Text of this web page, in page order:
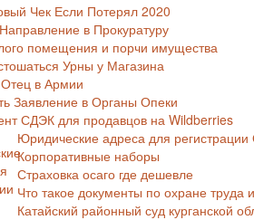
Чек Если Потерял 2020
в Прокуратуру
помещения и порчи имущества
Урны у Магазина
в Армии
Заявление в Органы Опеки
СДЭК для продавцов на Wildberries
Юридические адреса для
Корпоративные наборы
Страховка осаго где дешевле
Что такое документы по охране труда
Катайский районный суд курганской